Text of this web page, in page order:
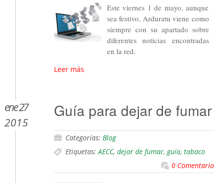
Este viernes 1 de mayo, aunque
sea festivo, Arduratu viene como
siempre con su apartado sobre
diferentes noticias encontradas
en la red.
Leer más
ene 27
2015
Guía para dejar de fumar
Categorías: Blog
Etiquetas:AECC, dejar de fumar,guía, tabaco
0 Comentario